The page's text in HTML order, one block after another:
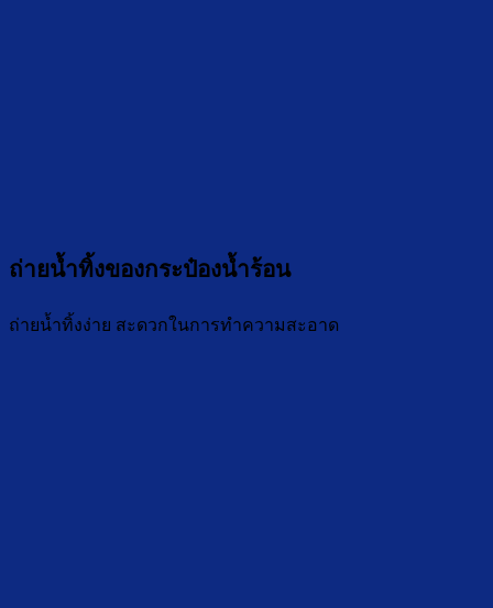
ถ่ายน้ำทิ้งของกระป๋องน้ำร้อน
ถ่ายน้ำทิ้งง่าย สะดวกในการทำความสะอาด